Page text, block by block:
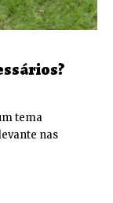
tema
nas